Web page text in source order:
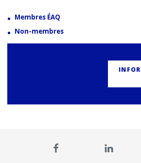
Membres ÉAQ
Non-membres